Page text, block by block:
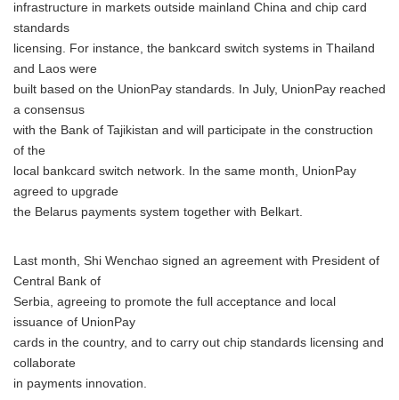
infrastructure in markets outside mainland China and chip card
standards
licensing. For instance, the bankcard switch systems in Thailand
and Laos were
built based on the UnionPay standards. In July, UnionPay reached
a consensus
with the Bank of Tajikistan and will participate in the construction
of the
local bankcard switch network. In the same month, UnionPay
agreed to upgrade
the Belarus payments system together with Belkart.
Last month, Shi Wenchao signed an agreement with President of
Central Bank of
Serbia, agreeing to promote the full acceptance and local
issuance of UnionPay
cards in the country, and to carry out chip standards licensing and
collaborate
in payments innovation.